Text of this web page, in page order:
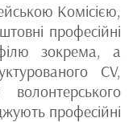
Комісією,
професійні
зокрема, а
CV,
професійні